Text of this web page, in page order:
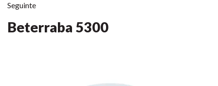
Seguinte
Beterraba 5300